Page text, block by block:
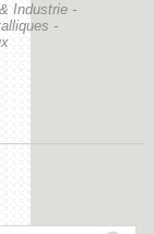
Industrie -
-